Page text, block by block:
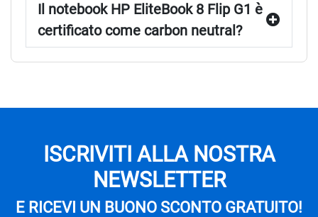
Il notebook HP EliteBook 8 Flip G1 è
certificato come carbon neutral?
ISCRIVITI ALLA NOSTRA
NEWSLETTER
E RICEVI UN BUONO SCONTO GRATUITO!